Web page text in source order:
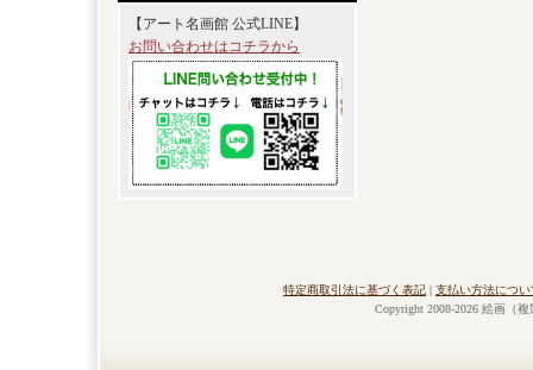
【アート名画館 公式LINE】
お問い合わせはコチラから
特定商取引法に基づく表記 | 支払い方法につい
Copyright 2008-2026 絵画（